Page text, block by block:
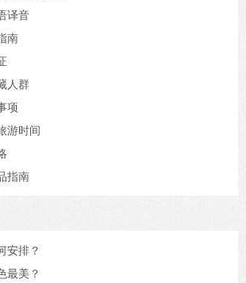
译音
南
人群
项
游时间
指南
安排？
最美？